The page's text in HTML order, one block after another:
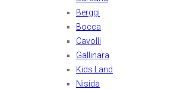
Berggi
Bocca
Cavolli
Gallinara
Kids Land
Nisida